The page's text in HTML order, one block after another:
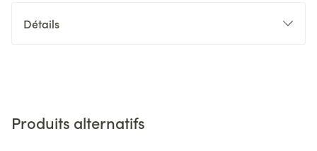
Détails
Produits alternatifs